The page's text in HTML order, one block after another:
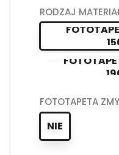
RODZAJ
FOTOTAPETA
NIE